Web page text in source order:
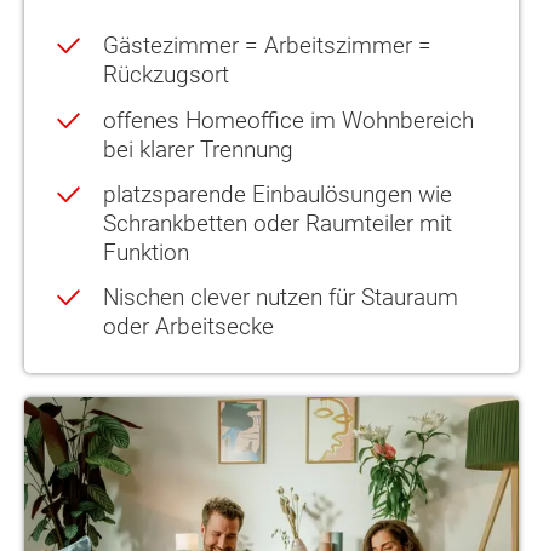
Gästezimmer = Arbeitszimmer =
Rückzugsort
offenes Homeoffice im Wohnbereich
bei klarer Trennung
platzsparende Einbaulösungen wie
Schrankbetten oder Raumteiler mit
Funktion
Nischen clever nutzen für Stauraum
oder Arbeitsecke